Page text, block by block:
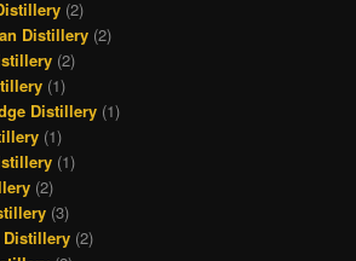
(2)
Distillery (2)
(2)
(1)
Distillery (1)
(1)
(1)
(2)
(3)
(2)